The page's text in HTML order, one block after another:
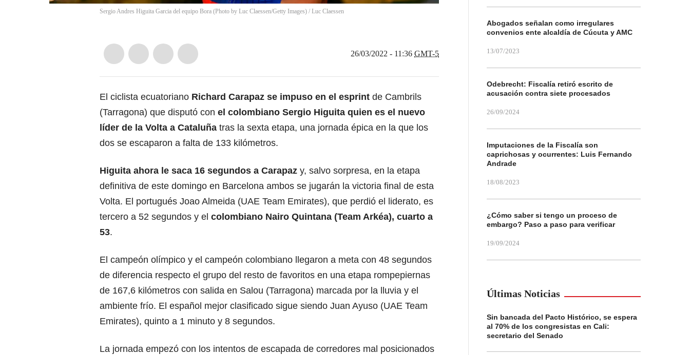
Sergio Andres Higuita Garcia del equipo Bora (Photo by Luc Claessen/Getty Images) / Luc Claessen
26/03/2022 - 11:36 GMT-5
El ciclista ecuatoriano Richard Carapaz se impuso en el esprint de Cambrils
(Tarragona) que disputó con el colombiano Sergio Higuita quien es el nuevo
líder de la Volta a Cataluña tras la sexta etapa, una jornada épica en la que los
dos se escaparon a falta de 133 kilómetros.
Higuita ahora le saca 16 segundos a Carapaz y, salvo sorpresa, en la etapa
definitiva de este domingo en Barcelona ambos se jugarán la victoria final de esta
Volta. El portugués Joao Almeida (UAE Team Emirates), que perdió el liderato, es
tercero a 52 segundos y el colombiano Nairo Quintana (Team Arkéa), cuarto a
53.
El campeón olímpico y el campeón colombiano llegaron a meta con 48 segundos
de diferencia respecto el grupo del resto de favoritos en una etapa rompepiernas
de 167,6 kilómetros con salida en Salou (Tarragona) marcada por la lluvia y el
ambiente frío. El español mejor clasificado sigue siendo Juan Ayuso (UAE Team
Emirates), quinto a 1 minuto y 8 segundos.
La jornada empezó con los intentos de escapada de corredores mal posicionados
Abogados señalan como irregulares
convenios ente alcaldía de Cúcuta y AMC
13/07/2023
Odebrecht: Fiscalía retiró escrito de
acusación contra siete procesados
26/09/2024
Imputaciones de la Fiscalía son
caprichosas y ocurrentes: Luis Fernando
Andrade
18/08/2023
¿Cómo saber si tengo un proceso de
embargo? Paso a paso para verificar
19/09/2024
Últimas Noticias
Sin bancada del Pacto Histórico, se espera
al 70% de los congresistas en Cali:
secretario del Senado